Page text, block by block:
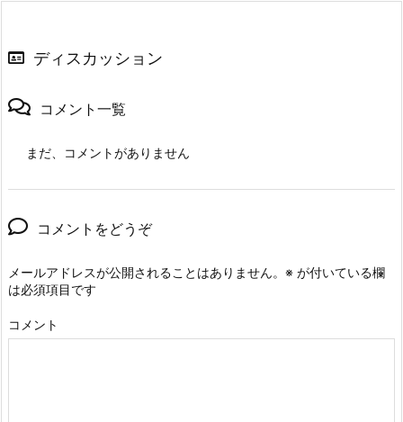
ディスカッション
コメント一覧
まだ、コメントがありません
コメントをどうぞ
メールアドレスが公開されることはありません。 ※ が付いている欄
は必須項目です
コメント